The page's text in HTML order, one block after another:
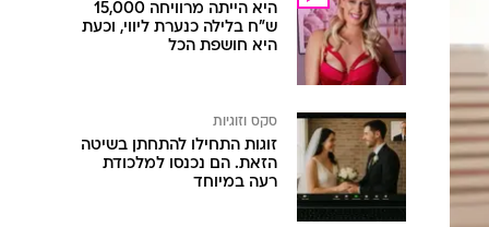
היא הייתה מרוויחה 15,000
ש"ח בלילה כנערת ליווי, וכעת
היא חושפת הכל
סקס וזוגיות
זוגות התחילו להתחתן בשיטה
הזאת. הם נכנסו למלכודת
רעה במיוחד